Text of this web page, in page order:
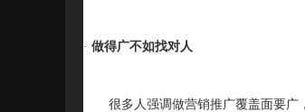
· 做得广不如找对人
很多人强调做营销推广覆盖面要广